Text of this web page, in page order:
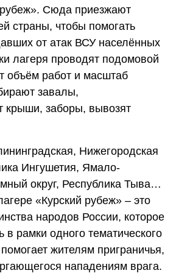
рубеж». Сюда приезжают
страны, чтобы помогать
от атак ВСУ населённых
лагеря проводят подомовой
объём работ и масштаб
завалы,
крыши, заборы, вывозят
Нижегородская
Ингушетия, Ямало-
округ, Республика Тыва…
«Курский рубеж» – это
народов России, которое
в рамки одного тематического
жителям приграничья,
нападениям врага.